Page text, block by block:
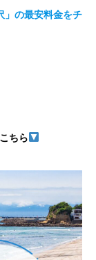
」の最安料金をチ
ちら